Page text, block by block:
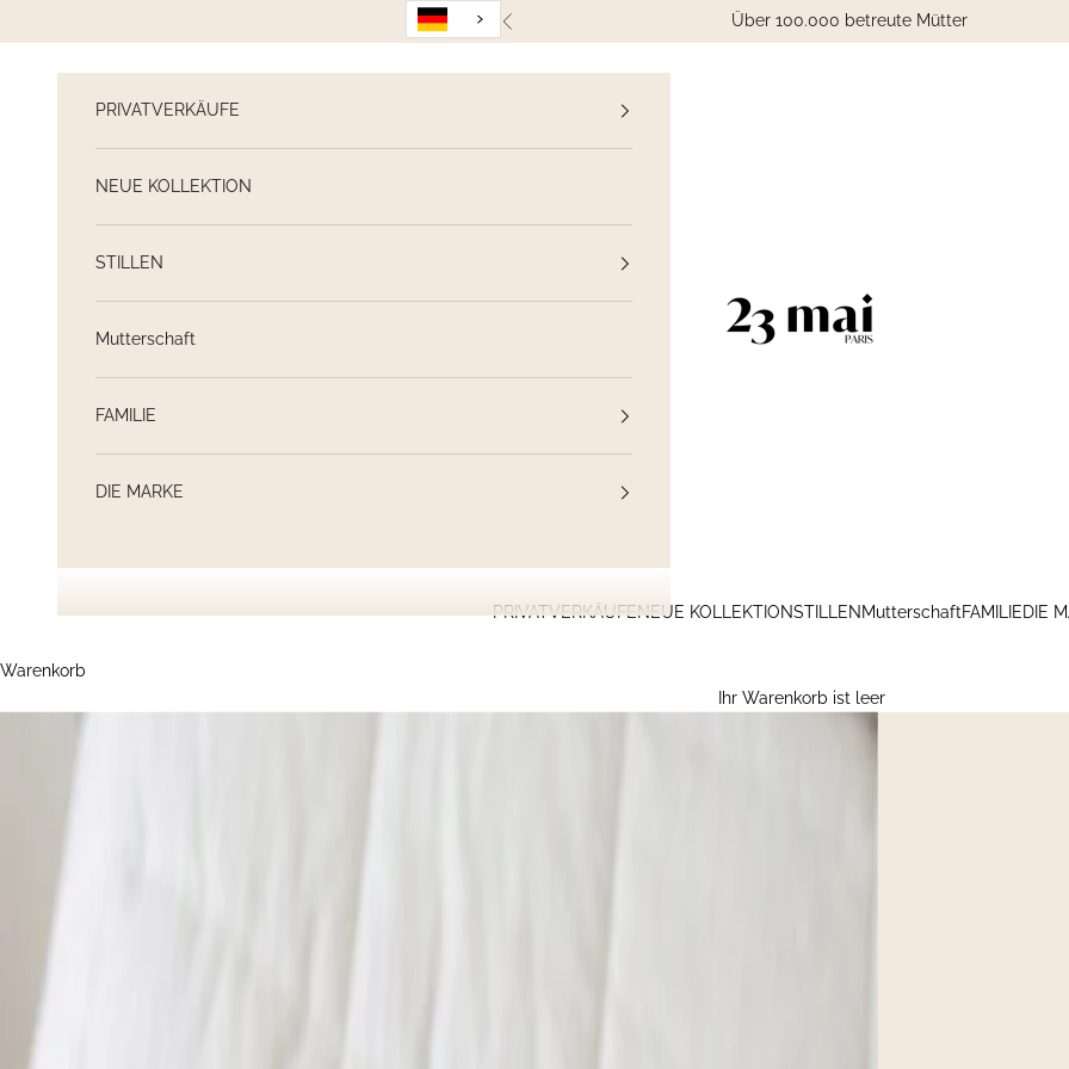
Zurück Über 100.000 betreute Mütter
23 Mai Paris
PRIVATVERKÄUFENEUE KOLLEKTIONSTILLEN MutterschaftFAMILIEDIE
PRIVATVERKÄUFE
NEUE KOLLEKTION
STILLEN
Mutterschaft
FAMILIE
DIE MARKE
Warenkorb
Ihr Warenkorb ist leer